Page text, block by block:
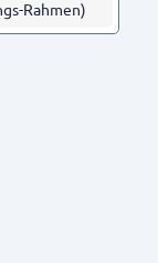
Rahmen)